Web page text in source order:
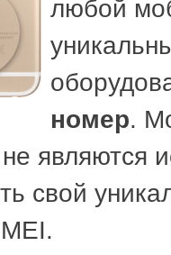
любой
номер.
являются
свой